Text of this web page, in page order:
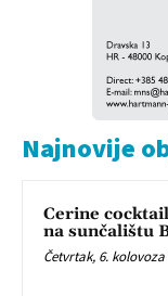
Najnovije
Cerine
na sunčalištu
Četvrtak, 6. kolovoza